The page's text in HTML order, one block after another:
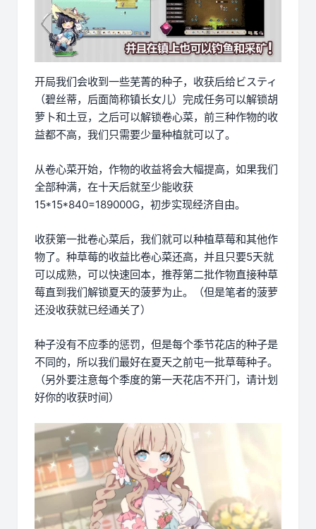
开局我们会收到一些芜菁的种子，收获后给ビスティ
（碧丝蒂，后面简称镇长女儿）完成任务可以解锁胡
萝卜和土豆，之后可以解锁卷心菜，前三种作物的收
益都不高，我们只需要少量种植就可以了。
从卷心菜开始，作物的收益将会大幅提高，如果我们
全部种满，在十天后就至少能收获
15*15*840=189000G，初步实现经济自由。
收获第一批卷心菜后，我们就可以种植草莓和其他作
物了。种草莓的收益比卷心菜还高，并且只要5天就
可以成熟，可以快速回本，推荐第二批作物直接种草
莓直到我们解锁夏天的菠萝为止。（但是笔者的菠萝
还没收获就已经通关了）
种子没有不应季的惩罚，但是每个季节花店的种子是
不同的，所以我们最好在夏天之前屯一批草莓种子。
（另外要注意每个季度的第一天花店不开门，请计划
好你的收获时间）